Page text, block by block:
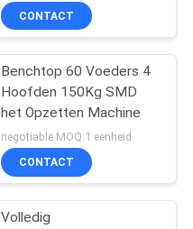
CONTACT
Benchtop 60 Voeders 4
Hoofden 150Kg SMD
het Opzetten Machine
negotiable MOQ:1 eenheid
CONTACT
Volledig